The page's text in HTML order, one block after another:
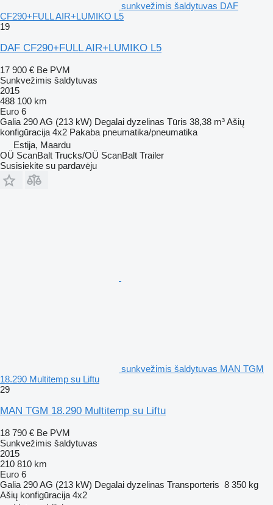
sunkvežimis šaldytuvas DAF
CF290+FULL AIR+LUMIKO L5
19
DAF CF290+FULL AIR+LUMIKO L5
17 900 € Be PVM
Sunkvežimis šaldytuvas
2015
488 100 km
Euro 6
Galia 290 AG (213 kW) Degalai dyzelinas Tūris 38,38 m³Ašių
konfigūracija 4x2 Pakaba pneumatika/pneumatika
Estija, Maardu
OÜ ScanBalt Trucks/OÜ ScanBalt Trailer
Susisiekite su pardavėju
sunkvežimis šaldytuvas MAN TGM
18.290 Multitemp su Liftu
29
MAN TGM 18.290 Multitemp su Liftu
18 790 € Be PVM
Sunkvežimis šaldytuvas
2015
210 810 km
Euro 6
Galia 290 AG (213 kW) Degalai dyzelinas Transporteris 8 350 kg
Ašių konfigūracija 4x2